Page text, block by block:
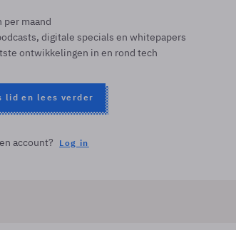
per maand
digitale specials en whitepapers
ontwikkelingen in en rond tech
lid en lees verder
account? Log in